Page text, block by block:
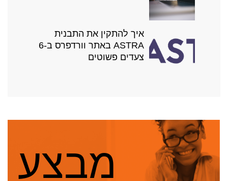
איך להתקין את התבנית
ASTRA באתר וורדפרס ב-6
צעדים פשוטים
מבצע